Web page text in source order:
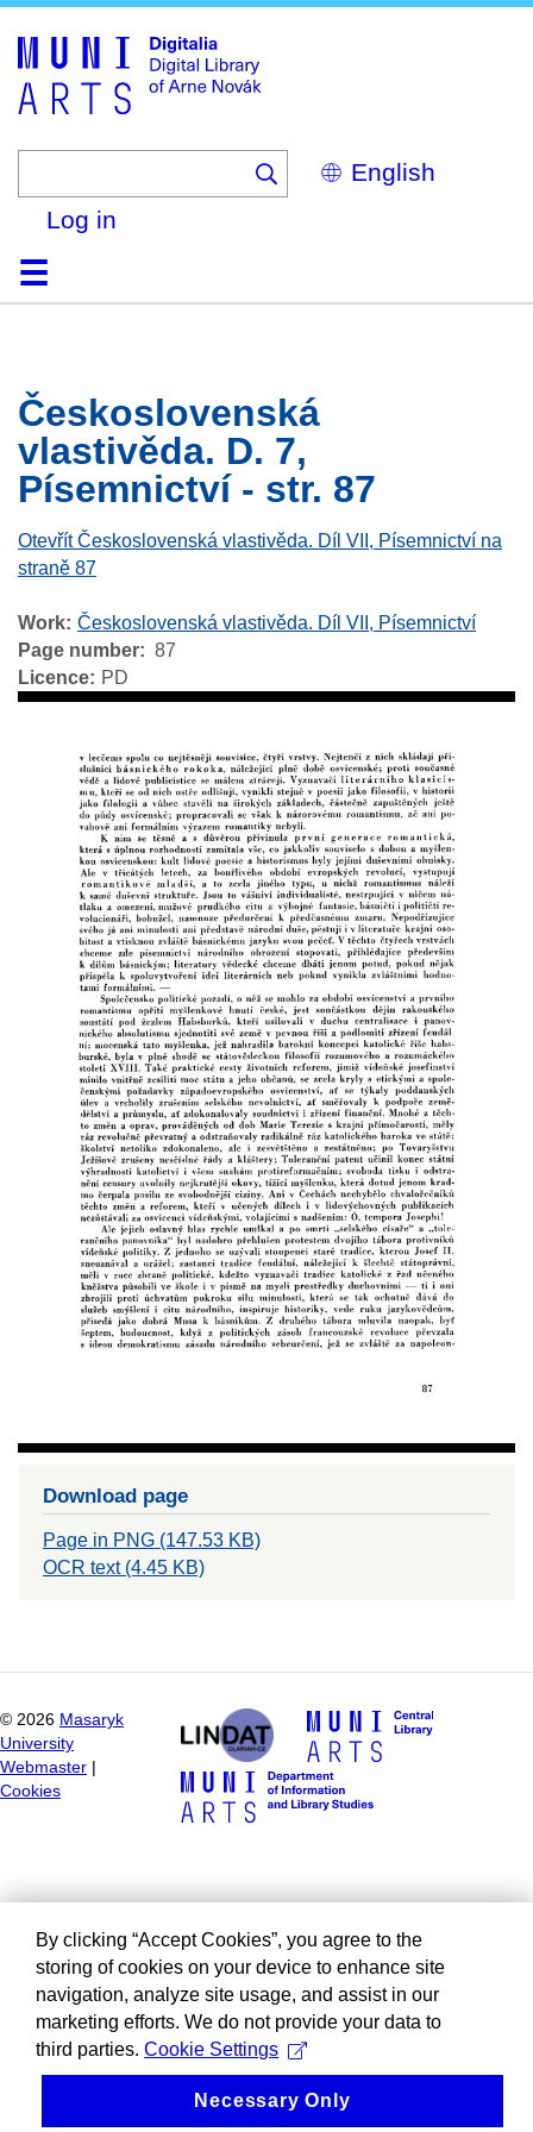
Select
your
Log in
HomeBrowse
Search
About
HelpContactDigitalia
Československá
vlastivěda. D. 7,
Písemnictví - str. 87
Otevřít Československá vlastivěda. Díl VII, Písemnictví na
straně 87
Work Československá vlastivěda. Díl VII, Písemnictví
Page number
87
Licence
PD
Download page
Page in PNG (147.53 KB)
OCR text (4.45 KB)
© 2026 Masaryk
University
Webmaster
Cookies
By clicking “Accept Cookies”, you agree to the
storing of cookies on your device to enhance site
navigation, analyze site usage, and assist in our
marketing efforts. We do not provide your data to
third parties. Cookie Settings
Necessary Only